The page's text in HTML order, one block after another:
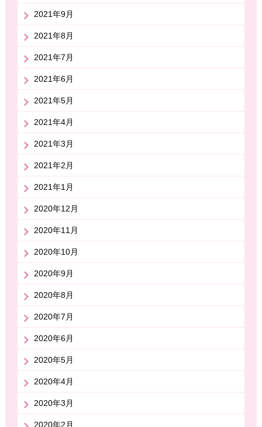
2021年9月
2021年8月
2021年7月
2021年6月
2021年5月
2021年4月
2021年3月
2021年2月
2021年1月
2020年12月
2020年11月
2020年10月
2020年9月
2020年8月
2020年7月
2020年6月
2020年5月
2020年4月
2020年3月
2020年2月